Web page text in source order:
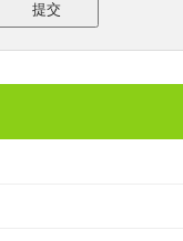
提交